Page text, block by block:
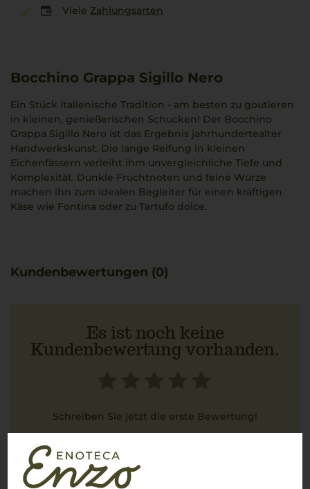
Viele Zahlungsarten
Bocchino Grappa Sigillo Nero
Ein Stück italienische Tradition - am besten zu goutieren
in kleinen, genießerischen Schucken! Der Bocchino
Grappa Sigillo Nero ist das Ergebnis jahrhundertealter
Handwerkskunst. Die lange Reifung in kleinen
Eichenfässern verleiht ihm unvergleichliche Tiefe und
Komplexität. Dunkle Fruchtnoten und feine Würze
machen ihn zum idealen Begleiter für einen kräftigen
Käse wie Fontina oder zu Tartufo dolce.
Kundenbewertungen (0)
Es ist noch keine
Kundenbewertung vorhanden.
Schreiben Sie jetzt die erste Bewertung!
JETZT BEWERTEN